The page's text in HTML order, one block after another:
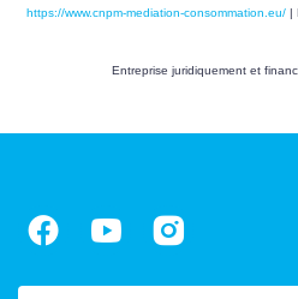
https://www.cnpm-mediation-consommation.eu/|
Entreprise juridiquement et